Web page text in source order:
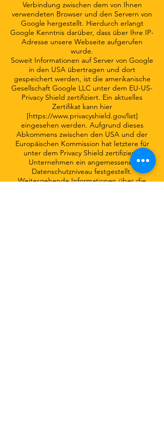
Verbindung zwischen dem von Ihnen
verwendeten Browser und den Servern von
Google hergestellt. Hierdurch erlangt
Google Kenntnis darüber, dass über Ihre IP-
Adresse unsere Webseite aufgerufen
wurde.
Soweit Informationen auf Server von Google
in den USA übertragen und dort
gespeichert werden, ist die amerikanische
Gesellschaft Google LLC unter dem EU-US-
Privacy Shield zertifiziert. Ein aktuelles
Zertifikat kann hier
[https://www.privacyshield.gov/list]
eingesehen werden. Aufgrund dieses
Abkommens zwischen den USA und der
Europäischen Kommission hat letztere für
unter dem Privacy Shield zertifizierte
Unternehmen ein angemessenes
Datenschutzniveau festgestellt.
Weitergehende Informationen über die